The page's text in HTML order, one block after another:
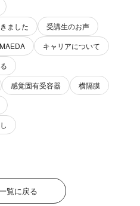
ました
受講生のお声
キャリアについて
感覚固有受容器
横隔膜
覧に戻る